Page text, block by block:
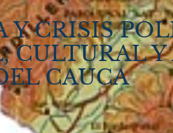
Y CRISIS
CULTURAL
CAUCA